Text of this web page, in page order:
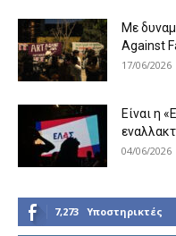
Με
Against
17/06/2026
Είναι η
04/06/2026
7,273 Υποστηρικτές